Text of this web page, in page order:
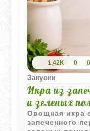
1,42K 0 0
Закуски
Икра из
и зеленых
Овощная икра
запеченного